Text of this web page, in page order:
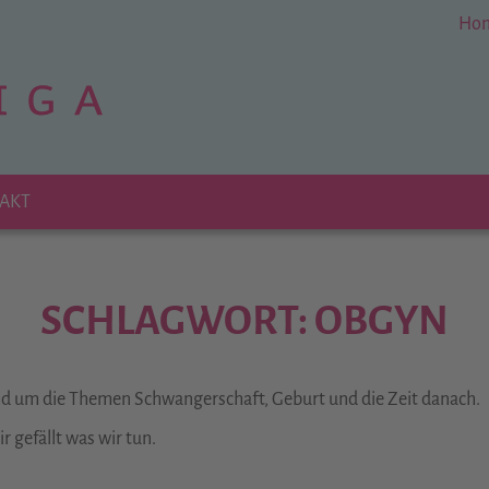
SCHLAGWORT: OBGYN
die Themen Schwangerschaft, Geburt und die Zeit danach.
gefällt was wir tun.